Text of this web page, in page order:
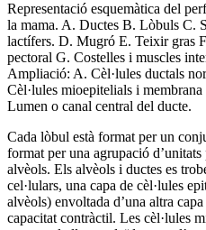
Representació esquemàtica del
la mama. A. Ductes B. Lòbuls C.
lactífers. D. Mugró E. Teixir gras
pectoral G. Costelles i muscles
Ampliació: A. Cèl·lules ductals
Cèl·lules mioepitelials i membrana
Lumen o canal central del ducte.
Cada lòbul està format per un
format per una agrupació
alvèols. Els alvèols i ductes es
cel·lulars, una capa de cèl·lules
alvèols) envoltada d’una altra
capacitat contràctil. Les cèl·lules